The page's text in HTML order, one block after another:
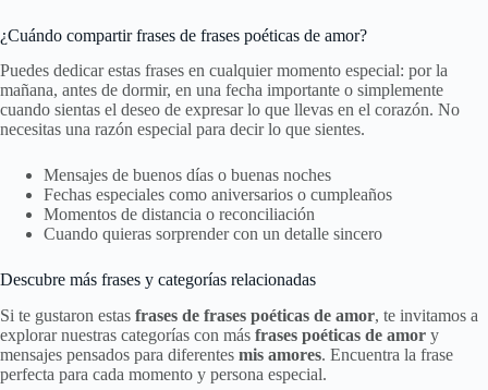
¿Cuándo compartir frases de frases poéticas de amor?
Puedes dedicar estas frases en cualquier momento especial: por la
mañana, antes de dormir, en una fecha importante o simplemente
cuando sientas el deseo de expresar lo que llevas en el corazón. No
necesitas una razón especial para decir lo que sientes.
Mensajes de buenos días o buenas noches
Fechas especiales como aniversarios o cumpleaños
Momentos de distancia o reconciliación
Cuando quieras sorprender con un detalle sincero
Descubre más frases y categorías relacionadas
Si te gustaron estas frases de frases poéticas de amor, te invitamos a
explorar nuestras categorías con más frases poéticas de amor y
mensajes pensados para diferentes mis amores. Encuentra la frase
perfecta para cada momento y persona especial.